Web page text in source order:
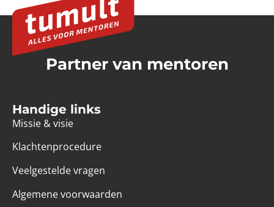
Partner van mentoren
Handige links
Missie & visie
Klachtenprocedure
Veelgestelde vragen
Algemene voorwaarden